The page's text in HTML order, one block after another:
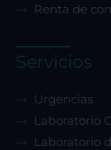
Renta de
Servicios
Urgencias
Laboratorio
Laboratorio